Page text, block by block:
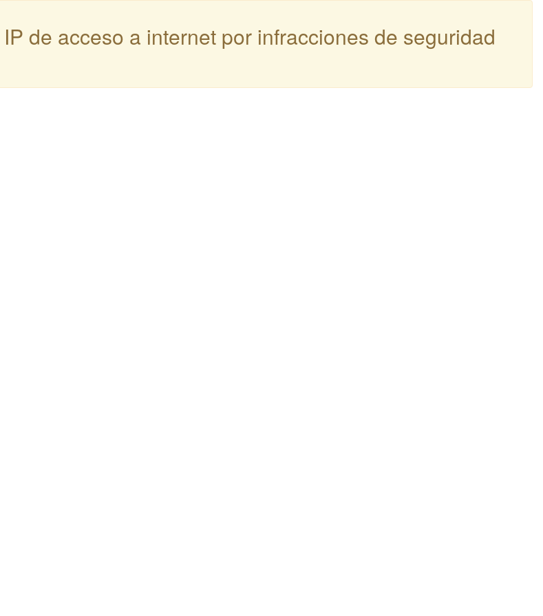
de acceso a internet por infracciones de seguridad